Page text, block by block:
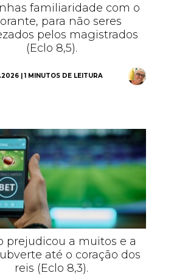
familiaridade com o
para não seres
pelos magistrados
(Eclo 8,5).
| 1 MINUTOS DE LEITURA
prejudicou a muitos e a
até o coração dos
reis (Eclo 8,3).